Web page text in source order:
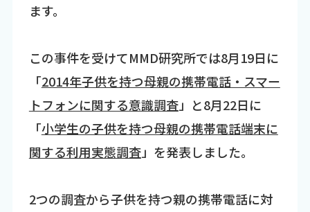
ます。
この事件を受けてMMD研究所では8月19日に
「2014年子供を持つ母親の携帯電話・スマー
トフォンに関する意識調査」と8月22日に
「小学生の子供を持つ母親の携帯電話端末に
関する利用実態調査」を発表しました。
2つの調査から子供を持つ親の携帯電話に対